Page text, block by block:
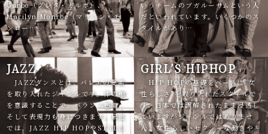
Garbo（グレタ・ガルボ）、
Marilyn Monroe（マリリン・モ
ンロー…
いうチームのブガルーサムという人
だといわれています。いくつかのス
タイルがあり…
JAZZ
JAZZダンスとは、バレエの要素
を取り入れたジャンルです。体の軸
を意識することで、バランス感覚、
そして表現力も身につきます。最近
では、JAZZ HIP HOPやSTYLE
GIRL’S HIPHOP
HIP HOPの基礎をベースに”女
性らしさ”を取り入れたスタイルで
す。日本では誤解されたまま浸透し
ていますがジャンルではありませ
ん。女性らしいセクシーな動きやキ